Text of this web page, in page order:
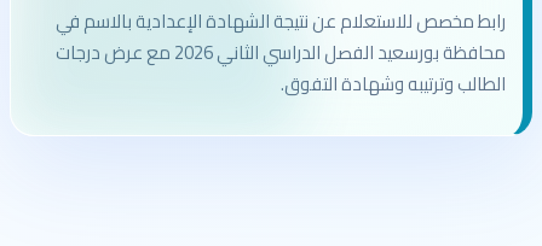
رابط مخصص للاستعلام عن نتيجة الشهادة الإعدادية بالاسم في
محافظة بورسعيد الفصل الدراسي الثاني 2026 مع عرض درجات
الطالب وترتيبه وشهادة التفوق.